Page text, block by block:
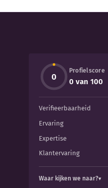
0
Profielscore
0 van 100
Verifieerbaarheid
Ervaring
Expertise
Klantervaring
Waar kijken we naar?